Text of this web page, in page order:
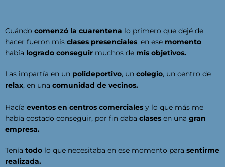
Cuándo comenzó la cuarentena lo primero que dejé de
hacer fueron mis clases presenciales, en ese momento
había logrado conseguir muchos de mis objetivos.
Las impartía en un polideportivo, un colegio, un centro de
relax, en una comunidad de vecinos.
Hacía eventos en centros comerciales y lo que más me
había costado conseguir, por fin daba clases en una gran
empresa.
Tenía todo lo que necesitaba en ese momento para sentirme
realizada.